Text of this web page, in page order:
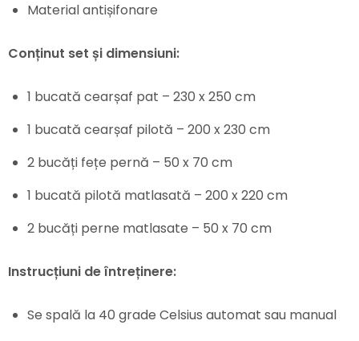
Material antișifonare
Conținut set și dimensiuni:
1 bucată cearșaf pat – 230 x 250 cm
1 bucată cearșaf pilotă – 200 x 230 cm
2 bucăți fețe pernă – 50 x 70 cm
1 bucată pilotă matlasată – 200 x 220 cm
2 bucăți perne matlasate – 50 x 70 cm
Instrucțiuni de întreținere:
Se spală la 40 grade Celsius automat sau manual